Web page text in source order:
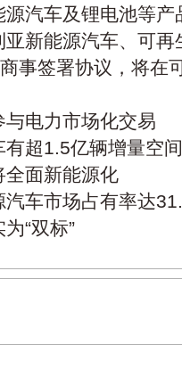
汽车及锂电池等产
新能源汽车、可
事签署协议，将在
电力市场化交易
超1.5亿辆增量空间
全面新能源化
车市场占有率达
“双标”